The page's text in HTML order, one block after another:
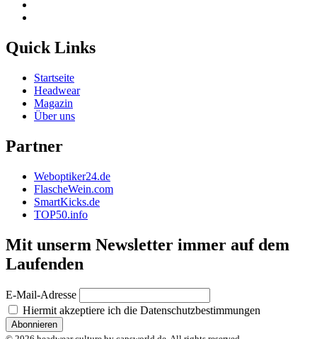
Quick Links
Startseite
Headwear
Magazin
Über uns
Partner
Weboptiker24.de
FlascheWein.com
SmartKicks.de
TOP50.info
Mit unserm Newsletter immer auf dem
Laufenden
E-Mail-Adresse
Hiermit akzeptiere ich die Datenschutzbestimmungen